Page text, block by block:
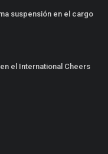
suspensión en el cargo
el International Cheers